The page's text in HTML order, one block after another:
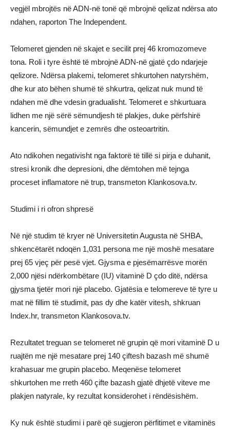
vegjël mbrojtës në ADN-në tonë që mbrojnë qelizat ndërsa ato
ndahen, raporton The Independent.
Telomeret gjenden në skajet e secilit prej 46 kromozomeve
tona. Roli i tyre është të mbrojnë ADN-në gjatë çdo ndarjeje
qelizore. Ndërsa plakemi, telomeret shkurtohen natyrshëm,
dhe kur ato bëhen shumë të shkurtra, qelizat nuk mund të
ndahen më dhe vdesin gradualisht. Telomeret e shkurtuara
lidhen me një sërë sëmundjesh të plakjes, duke përfshirë
kancerin, sëmundjet e zemrës dhe osteoartritin.
Ato ndikohen negativisht nga faktorë të tillë si pirja e duhanit,
stresi kronik dhe depresioni, dhe dëmtohen më tejnga
proceset inflamatore në trup, transmeton Klankosova.tv.
Studimi i ri ofron shpresë
Në një studim të kryer në Universitetin Augusta në SHBA,
shkencëtarët ndoqën 1,031 persona me një moshë mesatare
prej 65 vjeç për pesë vjet. Gjysma e pjesëmarrësve morën
2,000 njësi ndërkombëtare (IU) vitaminë D çdo ditë, ndërsa
gjysma tjetër mori një placebo. Gjatësia e telomereve të tyre u
mat në fillim të studimit, pas dy dhe katër vitesh, shkruan
Index.hr, transmeton Klankosova.tv.
Rezultatet treguan se telomeret në grupin që mori vitaminë D u
ruajtën me një mesatare prej 140 çiftesh bazash më shumë
krahasuar me grupin placebo. Meqenëse telomeret
shkurtohen me rreth 460 çifte bazash gjatë dhjetë viteve me
plakjen natyrale, ky rezultat konsiderohet i rëndësishëm.
Ky nuk është studimi i parë që sugjeron përfitimet e vitaminës